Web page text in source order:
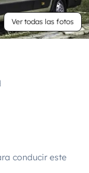
Ver todas las fotos
conducir este